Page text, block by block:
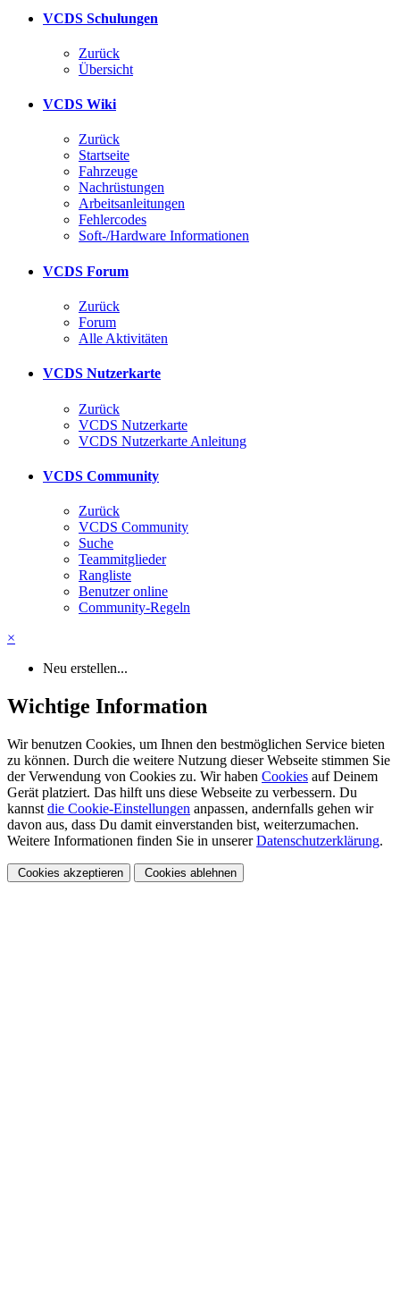
VCDS Schulungen
Zurück
Übersicht
VCDS Wiki
Zurück
Startseite
Fahrzeuge
Nachrüstungen
Arbeitsanleitungen
Fehlercodes
Soft-/Hardware Informationen
VCDS Forum
Zurück
Forum
Alle Aktivitäten
VCDS Nutzerkarte
Zurück
VCDS Nutzerkarte
VCDS Nutzerkarte Anleitung
VCDS Community
Zurück
VCDS Community
Suche
Teammitglieder
Rangliste
Benutzer online
Community-Regeln
×
Neu erstellen...
Wichtige Information
Wir benutzen Cookies, um Ihnen den bestmöglichen Service bieten
zu können. Durch die weitere Nutzung dieser Webseite stimmen Sie
der Verwendung von Cookies zu. Wir haben Cookies auf Deinem
Gerät platziert. Das hilft uns diese Webseite zu verbessern. Du
kannst die Cookie-Einstellungen anpassen, andernfalls gehen wir
davon aus, dass Du damit einverstanden bist, weiterzumachen.
Weitere Informationen finden Sie in unsererDatenschutzerklärung.
Cookies akzeptieren Cookies ablehnen